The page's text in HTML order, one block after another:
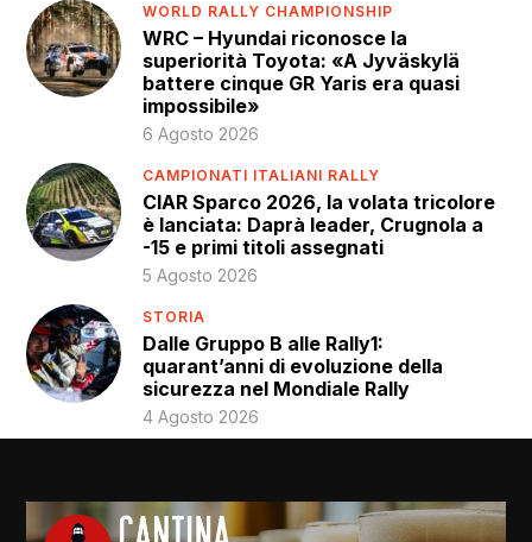
WORLD RALLY CHAMPIONSHIP
WRC – Hyundai riconosce la
superiorità Toyota: «A Jyväskylä
battere cinque GR Yaris era quasi
impossibile»
6 Agosto 2026
CAMPIONATI ITALIANI RALLY
CIAR Sparco 2026, la volata tricolore
è lanciata: Daprà leader, Crugnola a
-15 e primi titoli assegnati
5 Agosto 2026
STORIA
Dalle Gruppo B alle Rally1:
quarant’anni di evoluzione della
sicurezza nel Mondiale Rally
4 Agosto 2026